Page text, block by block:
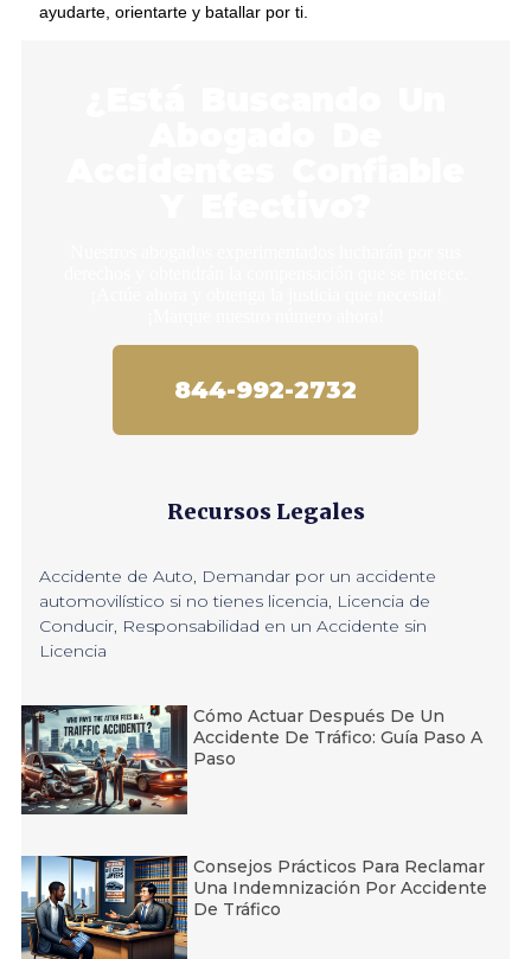
ayudarte, orientarte y batallar por ti.
844-992-2732
Recursos Legales
Accidente de Auto, Demandar por un accidente
automovilístico si no tienes licencia, Licencia de
Conducir, Responsabilidad en un Accidente sin
Licencia
Cómo Actuar Después De Un
Accidente De Tráfico: Guía Paso A
Paso
Consejos Prácticos Para Reclamar
Una Indemnización Por Accidente
De Tráfico